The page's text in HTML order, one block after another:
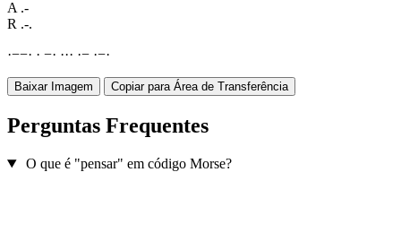
A .-
R .-.
·−−· · −· ··· ·− ·−·
Baixar Imagem Copiar para Área de Transferência
Perguntas Frequentes
O que é "pensar" em código Morse?